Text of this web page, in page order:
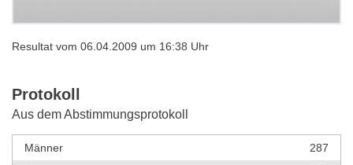
Resultat vom 06.04.2009 um 16:38 Uhr
Protokoll
Aus dem Abstimmungsprotokoll
Männer
287